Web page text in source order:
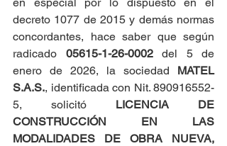
decreto 1077 de 2015 y demás normas
concordantes, hace saber que según
radicado 05615-1-26-0002 del 5 de
enero de 2026, la sociedad MATEL
S.A.S., identificada con Nit. 890916552-
5, solicitó LICENCIA DE
CONSTRUCCIÓN EN LAS
MODALIDADES DE OBRA NUEVA,